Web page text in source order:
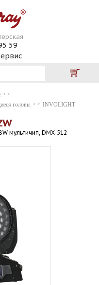
59
головы INVOLIGHT
мультичип, DMX-512